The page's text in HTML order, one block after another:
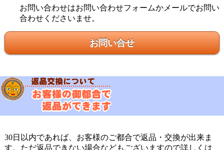
お問い合わせはお問い合わせフォームかメールでお問い
合わせくださいませ。
お問い合せ
30日以内であれば、お客様のご都合で返品・交換が出来ま
す。ただ返品できない場合などもございますので詳しくは